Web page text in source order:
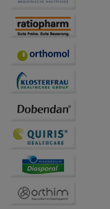
Informationen
unserer
auf unserer
Drittseiten
Bitte beachten
Dritte wie z.B.
übertragen